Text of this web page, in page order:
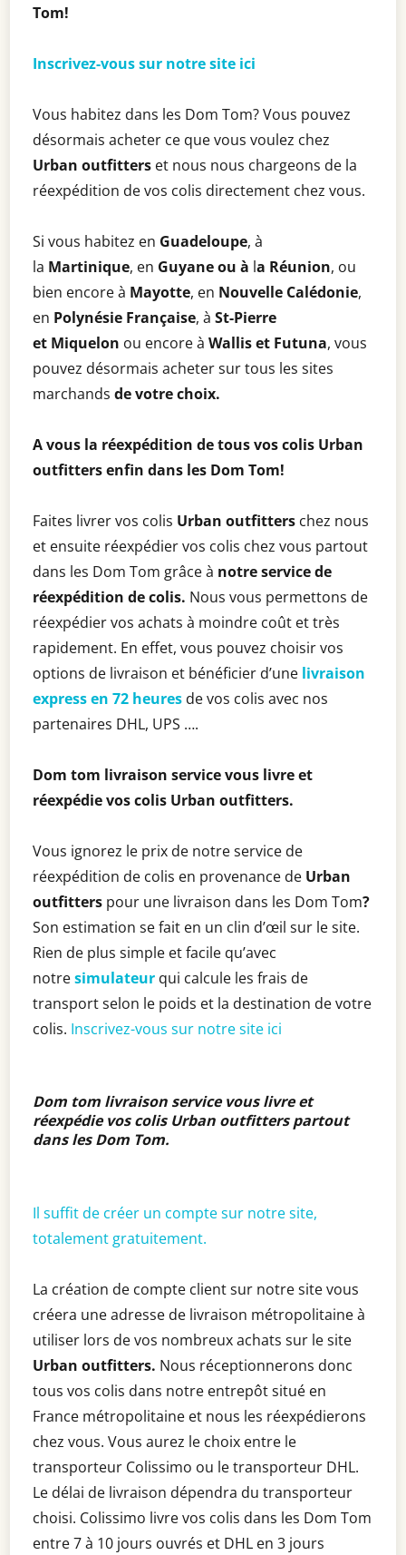
Tom!
Inscrivez-vous sur notre site ici
Vous habitez dans les Dom Tom? Vous pouvez
désormais acheter ce que vous voulez chez
Urban outfitters et nous nous chargeons de la
réexpédition de vos colis directement chez vous.
Si vous habitez en Guadeloupe, à
la Martinique, en Guyane ou à la Réunion, ou
bien encore à Mayotte, en Nouvelle Calédonie,
en Polynésie Française, àSt-Pierre
et Miquelon ou encore àWallis et Futuna, vous
pouvez désormais acheter sur tous les sites
marchands de votre choix.
A vous la réexpédition de tous vos colis Urban
outfitters enfin dans les Dom Tom!
Faites livrer vos colis Urban outfitters chez nous
et ensuite réexpédier vos colis chez vous partout
dans les Dom Tom grâce à notre service de
réexpédition de colis. Nous vous permettons de
réexpédier vos achats à moindre coût et très
rapidement. En effet, vous pouvez choisir vos
options de livraison et bénéficier d’une livraison
express en 72 heures de vos colis avec nos
partenaires DHL, UPS ….
Dom tom livraison service vous livre et
réexpédie vos colis Urban outfitters.
Vous ignorez le prix de notre service de
réexpédition de colis en provenance de Urban
outfitters pour une livraison dans les Dom Tom?
Son estimation se fait en un clin d’œil sur le site.
Rien de plus simple et facile qu’avec
notresimulateur qui calcule les frais de
transport selon le poids et la destination de votre
colis. Inscrivez-vous sur notre site ici
Dom tom livraison service vous livre et
réexpédie vos colis Urban outfitters partout
dans les Dom Tom.
Il suffit de créer un compte sur notre site,
totalement gratuitement.
La création de compte client sur notre site vous
créera une adresse de livraison métropolitaine à
utiliser lors de vos nombreux achats sur le site
Urban outfitters. Nous réceptionnerons donc
tous vos colis dans notre entrepôt situé en
France métropolitaine et nous les réexpédierons
chez vous. Vous aurez le choix entre le
transporteur Colissimo ou le transporteur DHL.
Le délai de livraison dépendra du transporteur
choisi. Colissimo livre vos colis dans les Dom Tom
entre 7 à 10 jours ouvrés et DHL en 3 jours